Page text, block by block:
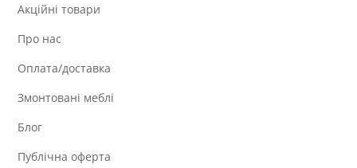
Акційні товари
Про нас
Оплата/доставка
Змонтовані меблі
Блог
Публічна оферта